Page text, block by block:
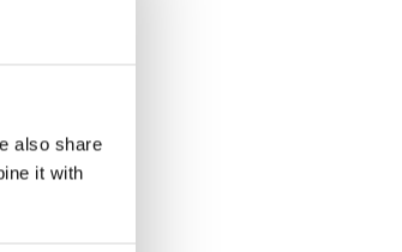
also share
it with